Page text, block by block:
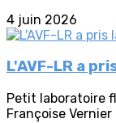
4 juin 2026
L'AVF-LR a
Petit laboratoire
Françoise